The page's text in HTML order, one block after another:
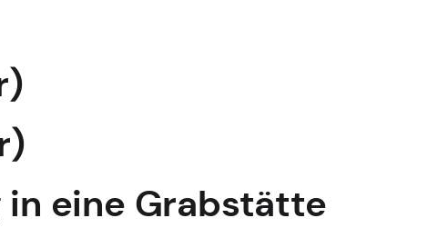
in eine Grabstätte